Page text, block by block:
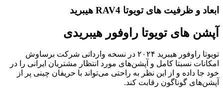
ابعاد و ظرفیت ‌های تویوتا RAV4 هیبرید
آپشن های تویوتا راوفور هیبریدی
تویوتا راوفور هیبرید ۲۰۲۴ در نسخه وارداتی شرکت برساوش
امکانات نسبتا کامل و آپشن‌های مورد انتظار مشتریان ایرانی را در
خود جا داده و از این نظر به راحتی می‌تواند با حریفان چینی پر از
آپشن‌های گوناگون رقابت کند.